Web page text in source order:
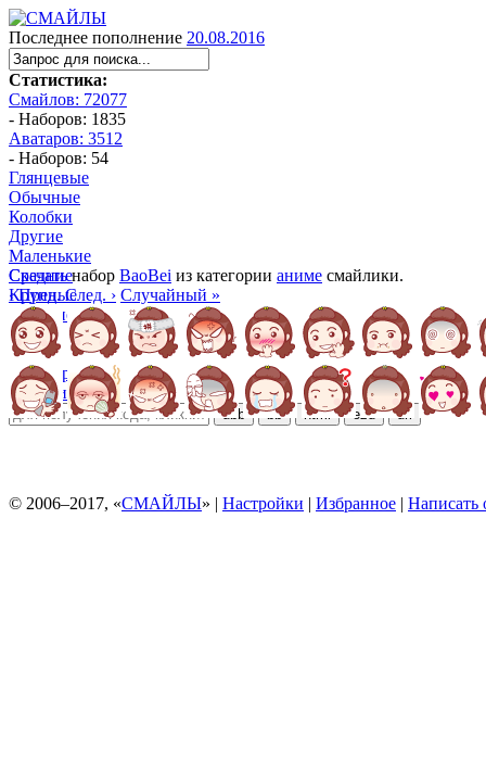
Последнее пополнение 20.08.2016
Статистика:
Смайлов: 72077
- Наборов: 1835
Аватаров: 3512
- Наборов: 54
Глянцевые
Обычные
Колобки
Другие
Маленькие
Средние
Крупные
Большие
Манга
Аниме
Трёхмерные
Алфавитные
ubb bb html ezd url
Скачатьнабор BaoBei из категории аниме смайлики.
‹ Пред. След. › Случайный »
© 2006–2017, «СМАЙЛЫ» | Настройки | Избранное | Написать